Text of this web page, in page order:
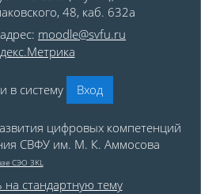
48, каб. 632а
moodle@svfu.ru
в систему Вход
цифровых компетенций
СВФУ им. М. К. Аммосова
СЭО 3KL
стандартную тему